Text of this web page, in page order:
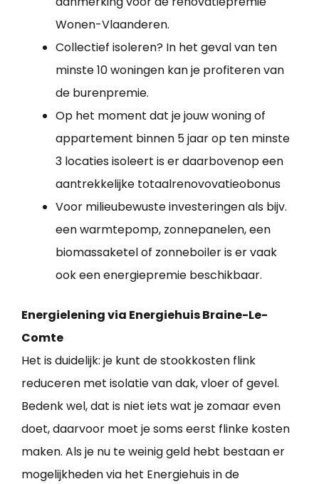
Wonen-Vlaanderen.
Collectief isoleren? In het geval van ten
minste 10 woningen kan je profiteren van
de burenpremie.
Op het moment dat je jouw woning of
appartement binnen 5 jaar op ten minste
3 locaties isoleert is er daarbovenop een
aantrekkelijke totaalrenovovatieobonus
Voor milieubewuste investeringen als bijv.
een warmtepomp, zonnepanelen, een
biomassaketel of zonneboiler is er vaak
ook een energiepremie beschikbaar.
Energielening via Energiehuis Braine-Le-
Comte
Het is duidelijk: je kunt de stookkosten flink
reduceren met isolatie van dak, vloer of gevel.
Bedenk wel, dat is niet iets wat je zomaar even
doet, daarvoor moet je soms eerst flinke kosten
maken. Als je nu te weinig geld hebt bestaan er
mogelijkheden via het Energiehuis in de